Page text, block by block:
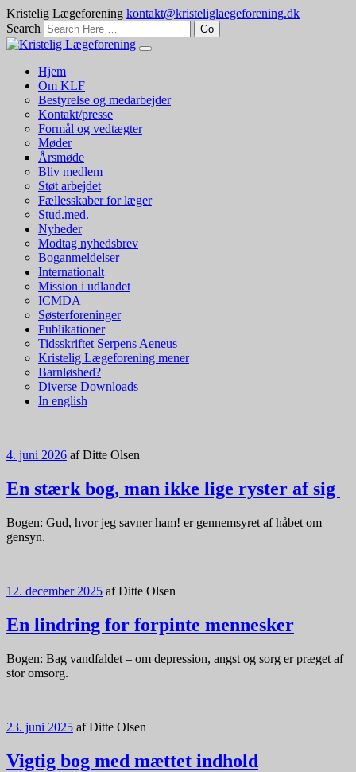
Kristelig Lægeforening kontakt@kristeliglaegeforening.dk
Search
Hjem
Om KLF
Bestyrelse og medarbejder
Kontakt/presse
Formål og vedtægter
Møder
Årsmøde
Bliv medlem
Støt arbejdet
Fællesskaber for læger
Stud.med.
Nyheder
Modtag nyhedsbrev
Boganmeldelser
Internationalt
Mission i udlandet
ICMDA
Søsterforeninger
Publikationer
Tidsskriftet Serpens Aeneus
Kristelig Lægeforening mener
Barnløshed?
Diverse Downloads
In english
4. juni 2026 afDitte Olsen
En stærk bog, man ikke lige ryster af sig
Bogen: Gud, hvor jeg savner ham! er gennemsyret af håbet om
gensyn.
12. december 2025 afDitte Olsen
En lindring for forpinte mennesker
Bogen: Bag vandfaldet – om depression, angst og sorg er præget af
stor omsorg.
23. juni 2025 afDitte Olsen
Vigtig bog med mættet indhold